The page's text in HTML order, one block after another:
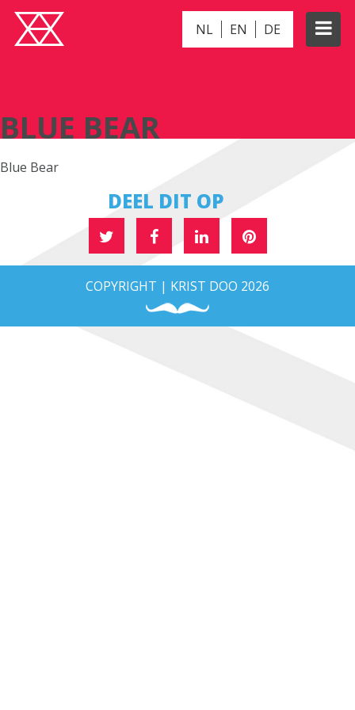
NL EN DE
BLUE BEAR
Blue Bear
DEEL DIT OP
COPYRIGHT | KRIST DOO 2026